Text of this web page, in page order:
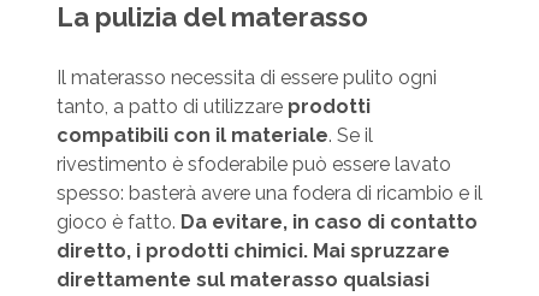
La pulizia del materasso
Il materasso necessita di essere pulito ogni
tanto, a patto di utilizzare prodotti
compatibili con il materiale. Se il
rivestimento è sfoderabile può essere lavato
spesso: basterà avere una fodera di ricambio e il
gioco è fatto. Da evitare, in caso di contatto
diretto, i prodotti chimici. Mai spruzzare
direttamente sul materasso qualsiasi